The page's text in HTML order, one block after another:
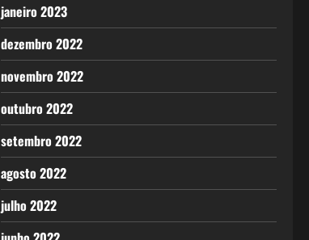
janeiro 2023
dezembro 2022
novembro 2022
outubro 2022
setembro 2022
agosto 2022
julho 2022